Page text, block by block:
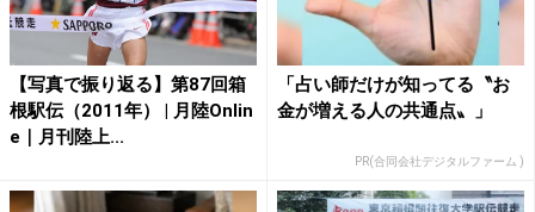
【写真で振り返る】第87回箱
根駅伝（2011年） | 月陸Onlin
e｜月刊陸上...
「占い師だけが知ってる〝お
金が増える人の共通点〟」
PR(合同会社デジタルファーム )